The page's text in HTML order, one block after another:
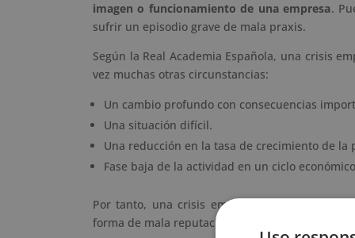
imagen o funcionamiento de una empresa.
sufrir un episodio grave de mala praxis.
Según la Real Academia Española, una crisis
vez muchas otras circunstancias:
Un cambio profundo con consecuencias
Una situación difícil.
Una reducción en la tasa de crecimiento de
Fase baja de la actividad en un ciclo
Por tanto, una crisis empresarial puede
forma de mala reputación empresarial o en